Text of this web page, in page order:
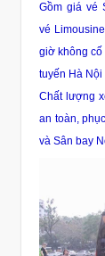
Gồmgiá vé
vé
giờ không cố
tuyến Hà Nội
Chất lượng
an toàn,
và Sân bay